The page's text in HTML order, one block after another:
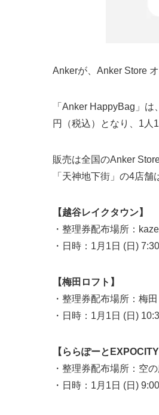
Ankerが、Anker Store
「Anker HappyBag」
円（税込）となり、1人
販売は全国のAnker
「天神地下街」の4店
【越谷レイクタウン】
・整理券配布場所：
・日時：1月1日 (日)
【梅田ロフト】
・整理券配布場所：梅
・日時：1月1日 (日)
【ららぽーとEXPOCITY
・整理券配布場所：空
・日時：1月1日 (日)